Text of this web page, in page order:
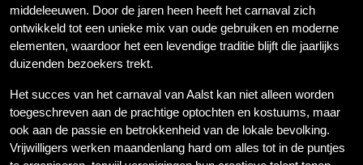
middeleeuwen. Door de jaren heen heeft het carnaval zich
ontwikkeld tot een unieke mix van oude gebruiken en moderne
elementen, waardoor het een levendige traditie blijft die jaarlijks
duizenden bezoekers trekt.
Het succes van het carnaval van Aalst kan niet alleen worden
toegeschreven aan de prachtige optochten en kostuums, maar
ook aan de passie en betrokkenheid van de lokale bevolking.
Vrijwilligers werken maandenlang hard om alles tot in de puntjes